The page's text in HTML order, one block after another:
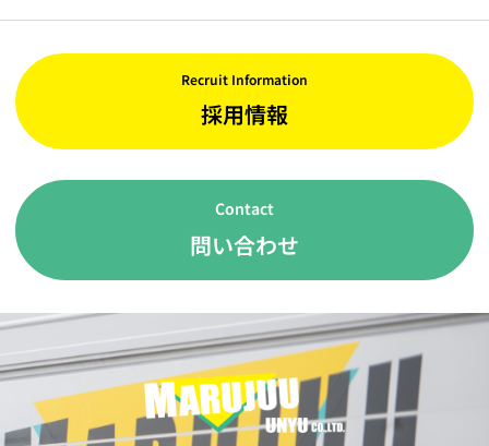
Recruit Information
採用情報
Contact
問い合わせ